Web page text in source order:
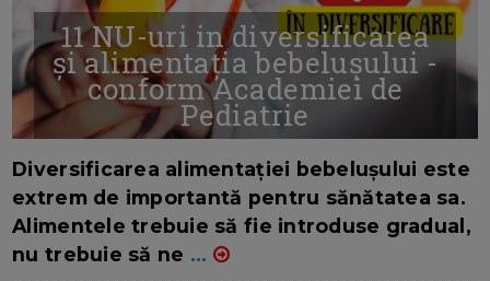
11 NU-uri in diversificarea
și alimentația bebelușului -
conform Academiei de
Pediatrie
Diversificarea alimentației bebelușului este
extrem de importantă pentru sănătatea sa.
Alimentele trebuie să fie introduse gradual,
nu trebuie să ne ...